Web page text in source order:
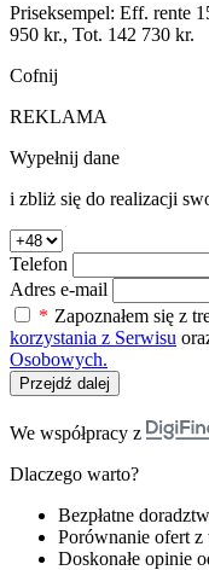
Priseksempel: Eff. rente
950 kr., Tot. 142 730 kr.
Cofnij
REKLAMA
Wypełnij dane
i zbliż się do realizacji
Telefon
Adres e-mail
* Zapoznałem się z
korzystania z Serwisu
Osobowych.
Przejdź dalej
We współpracy z
Dlaczego warto?
Bezpłatne
Porównanie ofert
Doskonałe opinie